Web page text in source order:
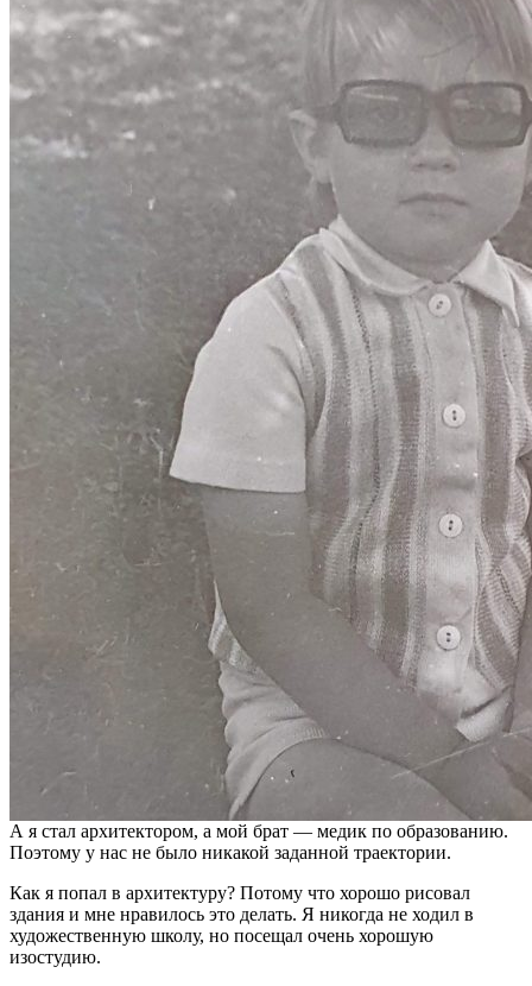
А я стал архитектором, а мой брат — медик по образованию.
Поэтому у нас не было никакой заданной траектории.
Как я попал в архитектуру? Потому что хорошо рисовал
здания и мне нравилось это делать. Я никогда не ходил в
художественную школу, но посещал очень хорошую
изостудию.